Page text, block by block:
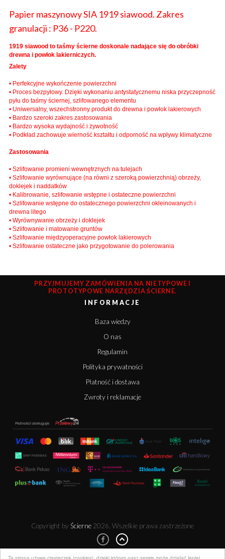
Papier maszynowy SIA 1919 siawood. Zakres
granulacji : P36 - P220.
1919 siawood to taśmy ścierne doskonale nadające się do obróbki
drewna i powłok lakierniczych.
Zalety
• Perfekcyjne wykończenie powierzchni
• Proces bezpyłowy. Dzięki wykonaniu antystatycznemu niska przyczepność
pyłu do taśmy ściernej, szlifowanego elementu
• Uniwersalny, wszechstronny produkt do drewna i powłok lakierowych
• Bardzo szeroki zakres zastosowania
• Bardzo wysoka wydajność i żywotność
• Podkład zachowuje wierność kształtu i odporność na wpływy klimatyczne
Zastosowania
• Szlifowanie promieni wewnętrznych na tulejach
• Szlifowanie wyrównujące (na równi z szeroką powierzchnią) obrzeży,
doklejek i naddatków
• Kalibrowanie, szlifowanie wstępne i ostateczne powierzchni
• Szlifowanie wstępne do ostatecznego powierzchni okleinowanych i
drewna litego
• Wyrównywanie obrzeży i doklejek
• Szlifowanie i matowanie gruntów
• Szlifowanie międzyoperacyjne powłok lakierowych
• Szlifowanie ostateczne jako przygotowanie do polerowania
PRZYJMUJEMY ZAMÓWIENIA NA NIETYPOWE I
PROTOTYPOWE NARZĘDZIA ŚCIERNE.
INFORMACJE
Baza wiedzy
O nas
Regulamin
Polityka prywatności
Płatność i dostawa
Zwroty i reklamacje
Copyright by Ścierne 2026, Wszelkie prawa zastrzeżone